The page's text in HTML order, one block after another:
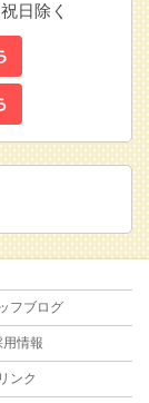
日除く
フブログ
用情報
リンク